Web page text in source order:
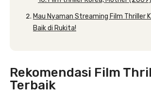
Mau Nyaman Streaming Film Thriller
Baik di Rukita!
Rekomendasi Film
Terbaik